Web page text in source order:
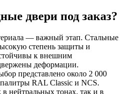
двери под заказ?
— важный этап. Стальные
степень защиты и
к внешним
деформации.
представлено около 2 000
RAL Сlassic и NCS.
нейтральных тонах, так и в